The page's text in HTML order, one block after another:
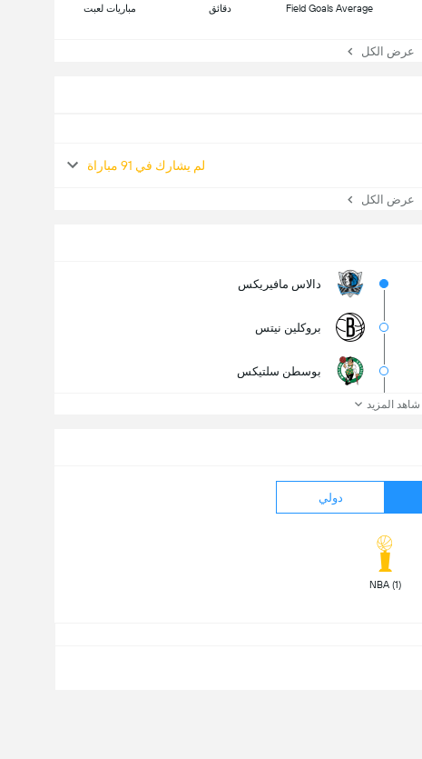
Field Goals Average دقائق مباريات لعبت
عرض الكل
لم يشارك في 91 مباراة
عرض الكل
دالاس مافيريكس
بروكلين نيتس
بوسطن سلتيكس
شاهد المزيد
دولي
NBA (1)